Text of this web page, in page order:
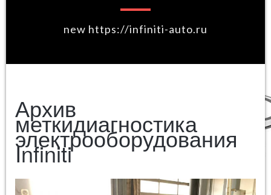
new https://infiniti-auto.ru
Архив
меткидиагностика
электрооборудования
Infiniti